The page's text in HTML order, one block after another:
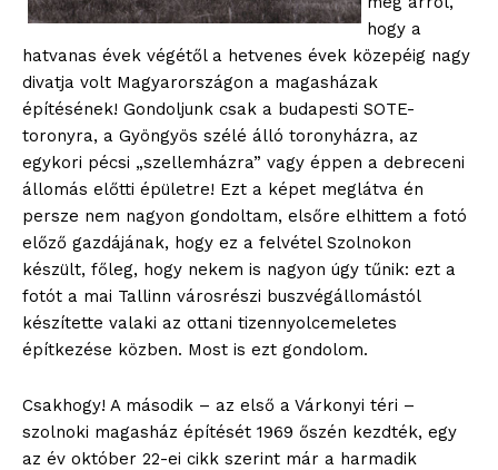
hogy a
hatvanas évek végétől a hetvenes évek közepéig nagy
divatja volt Magyarországon a magasházak
építésének! Gondoljunk csak a budapesti SOTE-
toronyra, a Gyöngyös szélé álló toronyházra, az
egykori pécsi „szellemházra” vagy éppen a debreceni
állomás előtti épületre! Ezt a képet meglátva én
persze nem nagyon gondoltam, elsőre elhittem a fotó
előző gazdájának, hogy ez a felvétel Szolnokon
készült, főleg, hogy nekem is nagyon úgy tűnik: ezt a
fotót a mai Tallinn városrészi buszvégállomástól
készítette valaki az ottani tizennyolcemeletes
építkezése közben. Most is ezt gondolom.
Csakhogy! A második – az első a Várkonyi téri –
szolnoki magasház építését 1969 őszén kezdték, egy
az év október 22-ei cikk szerint már a harmadik